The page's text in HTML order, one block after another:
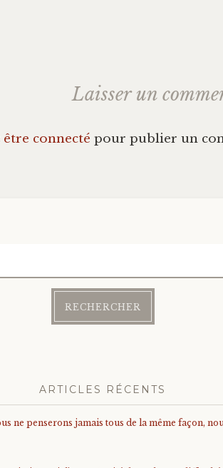
Laisser un
être connecté pour publier un
ARTICLES RÉCENTS
ne penserons jamais tous de la même façon,